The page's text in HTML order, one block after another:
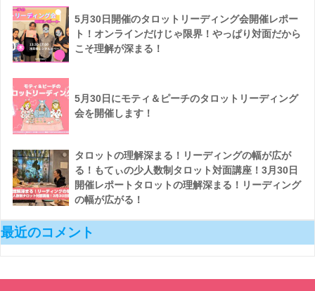
5月30日開催のタロットリーディング会開催レポー
ト！オンラインだけじゃ限界！やっぱり対面だから
こそ理解が深まる！
5月30日にモティ＆ピーチのタロットリーディング
会を開催します！
タロットの理解深まる！リーディングの幅が広が
る！もてぃの少人数制タロット対面講座！3月30日
開催レポートタロットの理解深まる！リーディング
の幅が広がる！
最近のコメント